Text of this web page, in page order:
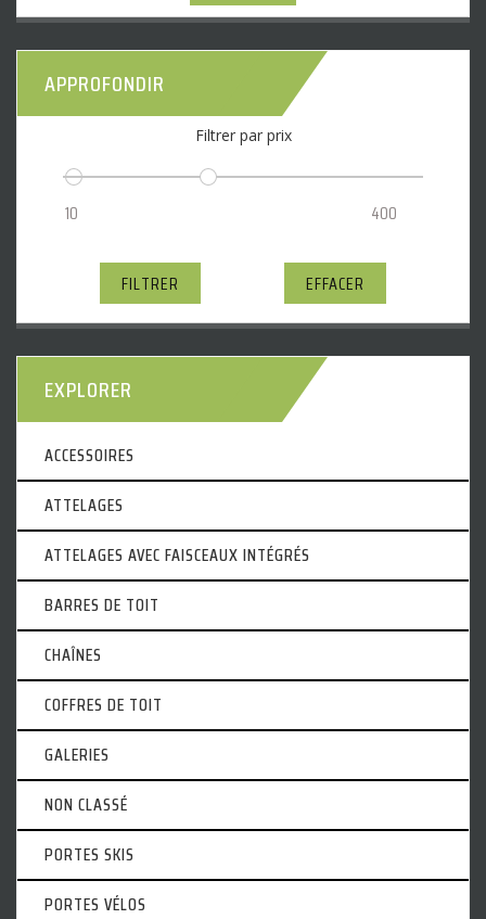
APPROFONDIR
Filtrer par prix
FILTRER EFFACER
EXPLORER
ACCESSOIRES
ATTELAGES
ATTELAGES AVEC FAISCEAUX INTÉGRÉS
BARRES DE TOIT
CHAÎNES
COFFRES DE TOIT
GALERIES
NON CLASSÉ
PORTES SKIS
PORTES VÉLOS